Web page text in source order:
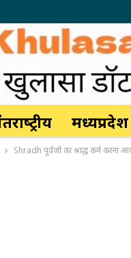
मध्यप्रदेश
Shradh पूर्वजों का श्राद्ध कर्म करना